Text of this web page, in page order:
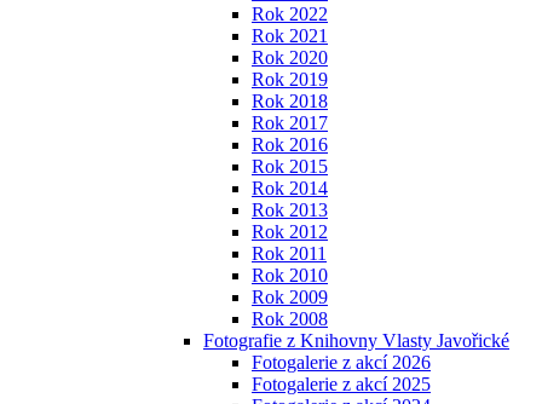
Rok 2022
Rok 2021
Rok 2020
Rok 2019
Rok 2018
Rok 2017
Rok 2016
Rok 2015
Rok 2014
Rok 2013
Rok 2012
Rok 2011
Rok 2010
Rok 2009
Rok 2008
Fotografie z Knihovny Vlasty Javořické
Fotogalerie z akcí 2026
Fotogalerie z akcí 2025